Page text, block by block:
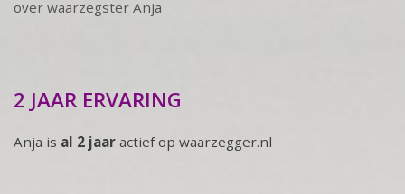
over waarzegster Anja
2 JAAR ERVARING
Anja is al 2 jaar actief op waarzegger.nl